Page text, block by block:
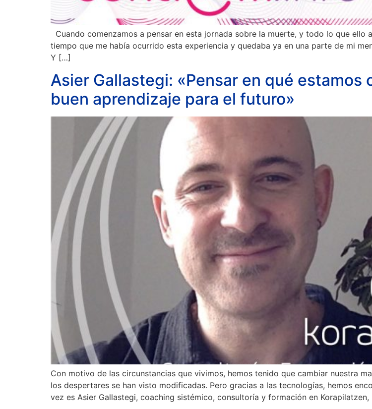
Cuando comenzamos a pensar en esta jornada sobre la muerte, y todo lo que ello
tiempo que me había ocurrido esta experiencia y quedaba ya en una parte de mi
Y […]
Asier Gallastegi: «Pensar en qué
buen aprendizaje para el futuro»
Con motivo de las circunstancias que vivimos, hemos tenido que cambiar nuestra
los despertares se han visto modificadas. Pero gracias a las tecnologías, hemos
vez es Asier Gallastegi, coaching sistémico, consultoría y formación en